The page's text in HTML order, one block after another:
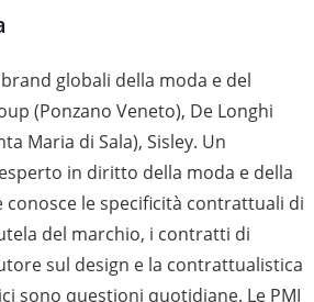
globali della moda e del
(Ponzano Veneto), De Longhi
Maria di Sala), Sisley. Un
esperto in diritto della moda e della
le specificità contrattuali di
del marchio, i contratti di
sul design e la contrattualistica
sono questioni quotidiane. Le PMI